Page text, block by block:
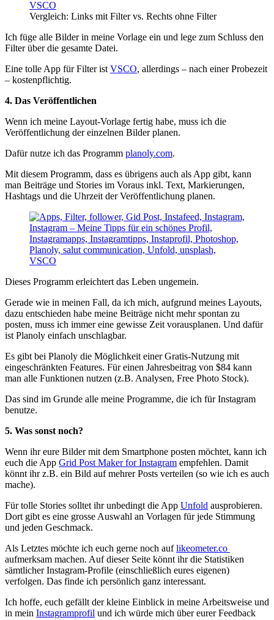
Vergleich: Links mit Filter vs. Rechts ohne Filter
Ich füge alle Bilder in meine Vorlage ein und lege zum Schluss den
Filter über die gesamte Datei.
Eine tolle App für Filter ist VSCO, allerdings – nach einer Probezeit
– kostenpflichtig.
4. Das Veröffentlichen
Wenn ich meine Layout-Vorlage fertig habe, muss ich die
Veröffentlichung der einzelnen Bilder planen.
Dafür nutze ich das Programm planoly.com.
Mit diesem Programm, dass es übrigens auch als App gibt, kann
man Beiträge und Stories im Voraus inkl. Text, Markierungen,
Hashtags und die Uhrzeit der Veröffentlichung planen.
Dieses Programm erleichtert das Leben ungemein.
Gerade wie in meinen Fall, da ich mich, aufgrund meines Layouts,
dazu entschieden habe meine Beiträge nicht mehr spontan zu
posten, muss ich immer eine gewisse Zeit vorausplanen. Und dafür
ist Planoly einfach unschlagbar.
Es gibt bei Planoly die Möglichkeit einer Gratis-Nutzung mit
eingeschränkten Features. Für einen Jahresbeitrag von $84 kann
man alle Funktionen nutzen (z.B. Analysen, Free Photo Stock).
Das sind im Grunde alle meine Programme, die ich für Instagram
benutze.
5. Was sonst noch?
Wenn ihr eure Bilder mit dem Smartphone posten möchtet, kann ich
euch die App Grid Post Maker for Instagram empfehlen. Damit
könnt ihr z.B. ein Bild auf mehrer Posts verteilen (so wie ich es auch
mache).
Für tolle Stories solltet ihr unbedingt die App Unfold ausprobieren.
Dort gibt es eine grosse Auswahl an Vorlagen für jede Stimmung
und jeden Geschmack.
Als Letztes möchte ich euch gerne noch auflikeometer.co
aufmerksam machen. Auf dieser Seite könnt ihr die Statistiken
sämtlicher Instagram-Profile (einschließlich eures eigenen)
verfolgen. Das finde ich persönlich ganz interessant.
Ich hoffe, euch gefällt der kleine Einblick in meine Arbeitsweise und
in mein Instagramprofil und ich würde mich über eurer Feedback